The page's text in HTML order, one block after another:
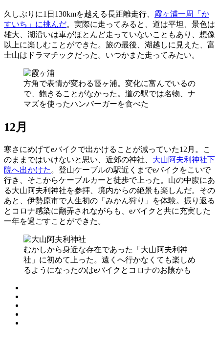
久しぶりに1日130kmを越える長距離走行、 霞ヶ浦一周「か
すいち」に挑んだ。実際に走ってみると、道は平坦、景色は
雄大、湖沿いは車がほとんど走っていないこともあり、想像
以上に楽しむことができた。旅の最後、湖越しに見えた、富
士山はドラマチックだった。いつかまた走ってみたい。
方角で表情が変わる霞ヶ浦。変化に富んでいるの
で、飽きることがなかった。道の駅では名物、ナ
マズを使ったハンバーガーを食べた
12月
寒さにめげてeバイクで出かけることが減っていた12月。こ
のままではいけないと思い、近郊の神社、 大山阿夫利神社下
院へ出かけた 。登山ケーブルの駅近くまでeバイクをこいで
行き、そこからケーブルカーと徒歩で上った。山の中腹にあ
る大山阿夫利神社を参拝、境内からの絶景も楽しんだ。その
あと、伊勢原市で人生初の「みかん狩り」を体験。振り返る
とコロナ感染に翻弄されながらも、eバイクと共に充実した
一年を過ごすことができた。
むかしから身近な存在であった「大山阿夫利神
社」に初めて上った。遠くへ行かなくても楽しめ
るようになったのはeバイクとコロナのお陰かも